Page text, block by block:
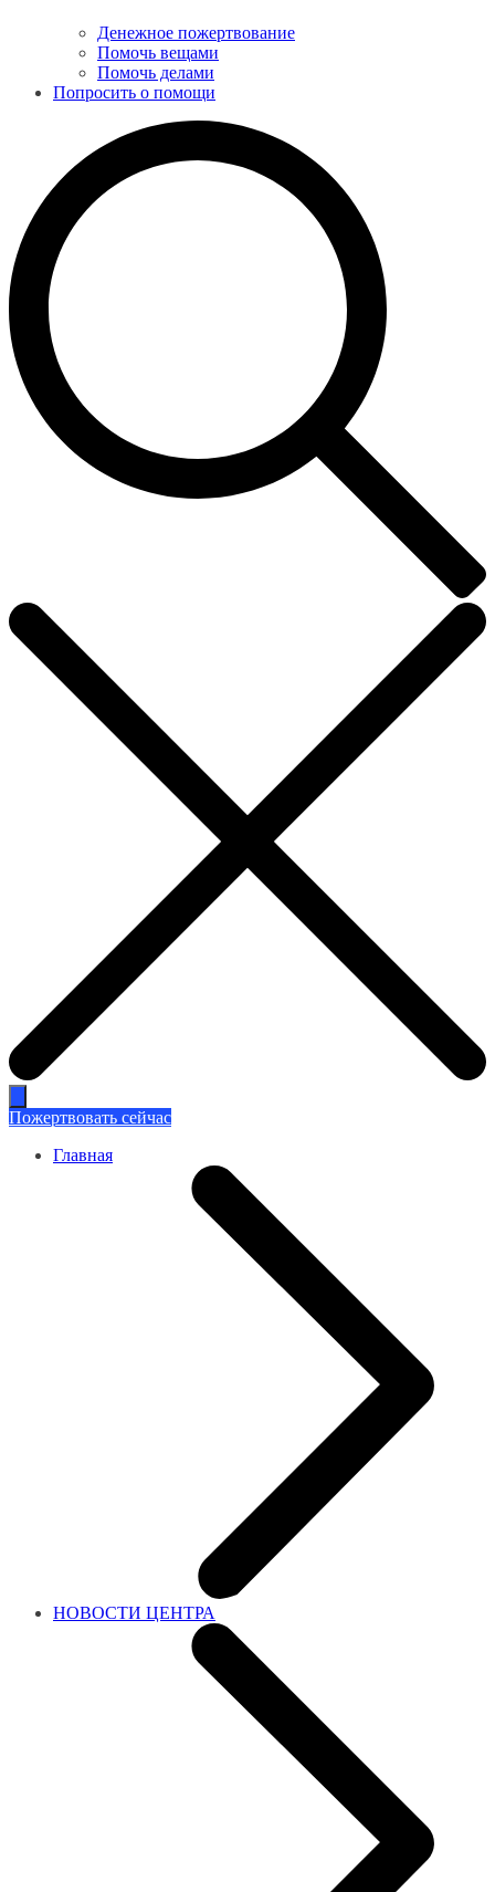
Денежное пожертвование
Помочь вещами
Помочь делами
Попросить о помощи
Пожертвовать сейчас
Главная
НОВОСТИ ЦЕНТРА